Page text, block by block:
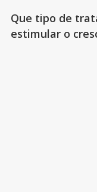
Que tipo de
estimular o